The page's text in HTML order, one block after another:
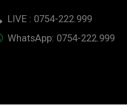
LIVE : 0754-222.999
WhatsApp: 0754-222.999